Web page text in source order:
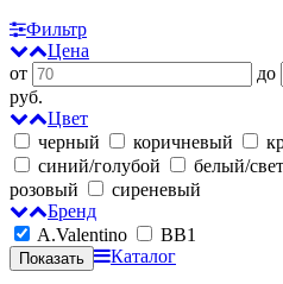
Фильтр
Цена
от
до
руб.
Цвет
черный
коричневый
синий/голубой
белый/
розовый
сиреневый
Бренд
A.Valentino
BB1
Каталог